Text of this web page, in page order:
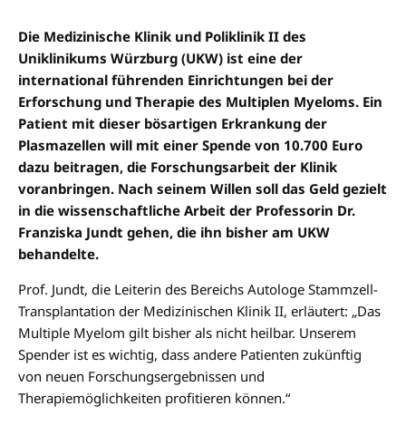
Die Medizinische Klinik und Poliklinik II des
Uniklinikums Würzburg (UKW) ist eine der
international führenden Einrichtungen bei der
Erforschung und Therapie des Multiplen Myeloms. Ein
Patient mit dieser bösartigen Erkrankung der
Plasmazellen will mit einer Spende von 10.700 Euro
dazu beitragen, die Forschungsarbeit der Klinik
voranbringen. Nach seinem Willen soll das Geld gezielt
in die wissenschaftliche Arbeit der Professorin Dr.
Franziska Jundt gehen, die ihn bisher am UKW
behandelte.
Prof. Jundt, die Leiterin des Bereichs Autologe Stammzell-
Transplantation der Medizinischen Klinik II, erläutert: „Das
Multiple Myelom gilt bisher als nicht heilbar. Unserem
Spender ist es wichtig, dass andere Patienten zukünftig
von neuen Forschungsergebnissen und
Therapiemöglichkeiten profitieren können.“